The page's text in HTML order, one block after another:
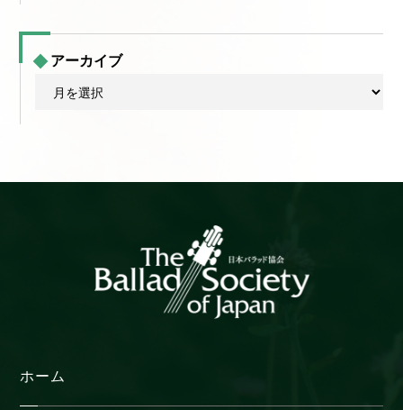
アーカイブ
ブ
ホーム